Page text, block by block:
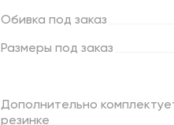
Обивка под заказ
Размеры под заказ
Дополнительно
резинке